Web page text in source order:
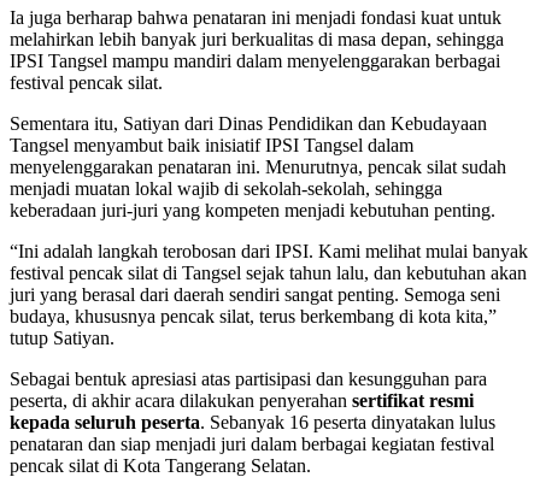
Ia juga berharap bahwa penataran ini menjadi fondasi kuat untuk
melahirkan lebih banyak juri berkualitas di masa depan, sehingga
IPSI Tangsel mampu mandiri dalam menyelenggarakan berbagai
festival pencak silat.
Sementara itu, Satiyan dari Dinas Pendidikan dan Kebudayaan
Tangsel menyambut baik inisiatif IPSI Tangsel dalam
menyelenggarakan penataran ini. Menurutnya, pencak silat sudah
menjadi muatan lokal wajib di sekolah-sekolah, sehingga
keberadaan juri-juri yang kompeten menjadi kebutuhan penting.
“Ini adalah langkah terobosan dari IPSI. Kami melihat mulai banyak
festival pencak silat di Tangsel sejak tahun lalu, dan kebutuhan akan
juri yang berasal dari daerah sendiri sangat penting. Semoga seni
budaya, khususnya pencak silat, terus berkembang di kota kita,”
tutup Satiyan.
Sebagai bentuk apresiasi atas partisipasi dan kesungguhan para
peserta, di akhir acara dilakukan penyerahan sertifikat resmi
kepada seluruh peserta. Sebanyak 16 peserta dinyatakan lulus
penataran dan siap menjadi juri dalam berbagai kegiatan festival
pencak silat di Kota Tangerang Selatan.